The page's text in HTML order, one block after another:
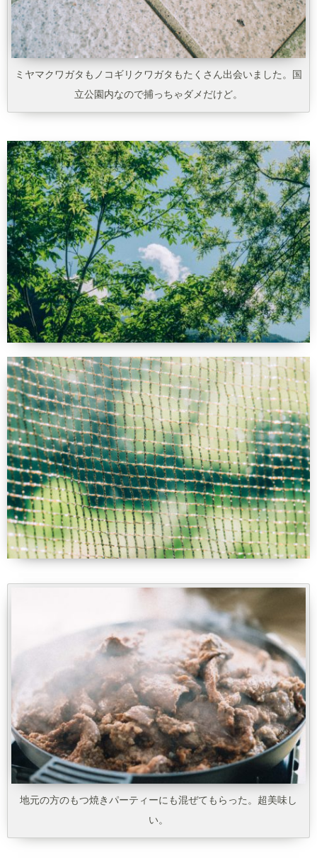
ミヤマクワガタもノコギリクワガタもたくさん出会いました。国
立公園内なので捕っちゃダメだけど。
地元の方のもつ焼きパーティーにも混ぜてもらった。超美味し
い。